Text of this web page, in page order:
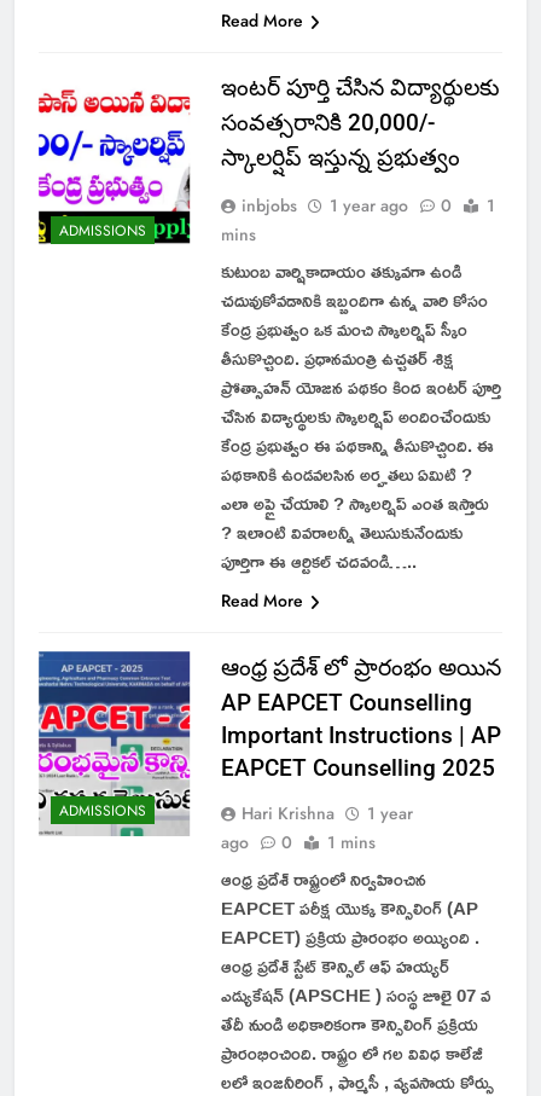
Read More
ADMISSIONS
ఇంటర్ పూర్తి చేసిన విద్యార్థులకు
సంవత్సరానికి 20,000/-
స్కాలర్షిప్ ఇస్తున్న ప్రభుత్వం
inbjobs 1 year ago 0
1
mins
కుటుంబ వార్షికాదాయం తక్కువగా ఉండి
చదువుకోవడానికి ఇబ్బందిగా ఉన్న వారి కోసం
కేంద్ర ప్రభుత్వం ఒక మంచి స్కాలర్షిప్ స్కీం
తీసుకొచ్చింది. ప్రధానమంత్రి ఉచ్చతర్ శిక్ష
ప్రోత్సాహన్ యోజన పథకం కింద ఇంటర్ పూర్తి
చేసిన విద్యార్థులకు స్కాలర్షిప్ అందించేందుకు
కేంద్ర ప్రభుత్వం ఈ పథకాన్ని తీసుకొచ్చింది. ఈ
పథకానికి ఉండవలసిన అర్హతలు ఏమిటి ?
ఎలా అప్లై చేయాలి ? స్కాలర్షిప్ ఎంత ఇస్తారు
? ఇలాంటి వివరాలన్నీ తెలుసుకునేందుకు
పూర్తిగా ఈ ఆర్టికల్ చదవండి…..
Read More
ADMISSIONS
ఆంధ్ర ప్రదేశ్ లో ప్రారంభం అయిన
AP EAPCET Counselling
Important Instructions | AP
EAPCET Counselling 2025
Hari Krishna
1 year
ago
0 1 mins
ఆంధ్ర ప్రదేశ్ రాష్ట్రంలో నిర్వహించిన
EAPCET పరీక్ష యొక్క కౌన్సిలింగ్ (AP
EAPCET) ప్రక్రియ ప్రారంభం అయ్యింది .
ఆంధ్ర ప్రదేశ్ స్టేట్ కౌన్సిల్ ఆఫ్ హయ్యర్
ఎడ్యుకేషన్ (APSCHE ) సంస్థ జూలై 07 వ
తేదీ నుండి అధికారికంగా కౌన్సిలింగ్ ప్రక్రియ
ప్రారంభించింది. రాష్ట్రం లో గల వివిధ కాలేజీ
లలో ఇంజనీరింగ్ , ఫార్మసీ , వ్యవసాయ కోర్సు